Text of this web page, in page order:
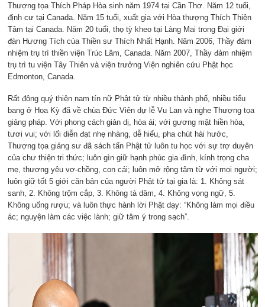
Thượng tọa Thích Pháp Hòa sinh năm 1974 tại Cần Thơ. Năm 12 tuổi,
định cư tại Canada. Năm 15 tuổi, xuất gia với Hòa thượng Thích Thiện
Tâm tại Canada. Năm 20 tuổi, thọ tỳ kheo tại Làng Mai trong Đại giới
đàn Hương Tích của Thiền sư Thích Nhất Hạnh. Năm 2006, Thầy đảm
nhiệm trụ trì thiền viện Trúc Lâm, Canada. Năm 2007, Thầy đảm nhiệm
trụ trì tu viện Tây Thiên và viện trưởng Viện nghiên cứu Phật học
Edmonton, Canada.
Rất đông quý thiện nam tín nữ Phật tử từ nhiều thành phố, nhiều tiểu
bang ở Hoa Kỳ đã về chùa Đức Viên dự lễ Vu Lan và nghe Thượng tọa
giảng pháp. Với phong cách giản dị, hòa ái; với gương mặt hiền hòa,
tươi vui; với lối diễn đạt nhẹ nhàng, dễ hiểu, pha chút hài hước,
Thượng tọa giảng sư đã sách tấn Phật tử luôn tu học với sự trợ duyên
của chư thiện tri thức; luôn gìn giữ hạnh phúc gia đình, kính trọng cha
mẹ, thương yêu vợ-chồng, con cái; luôn mở rộng tâm từ với mọi người;
luôn giữ tốt 5 giới căn bản của người Phật tử tại gia là: 1. Không sát
sanh, 2. Không trộm cắp, 3. Không tà dâm, 4. Không vọng ngữ, 5.
Không uống rượu; và luôn thực hành lời Phật dạy: “Không làm mọi điều
ác; nguyện làm các việc lành; giữ tâm ý trong sạch”.